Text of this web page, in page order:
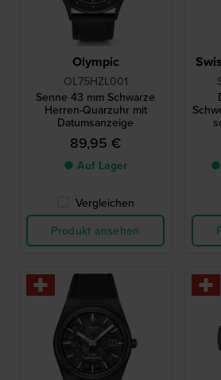
Olympic
OL75HZL001
Senne 43 mm Schwarze
Herren-Quarzuhr mit
Datumsanzeige
89,95 €
● Auf Lager
Vergleichen
Produkt ansehen
●